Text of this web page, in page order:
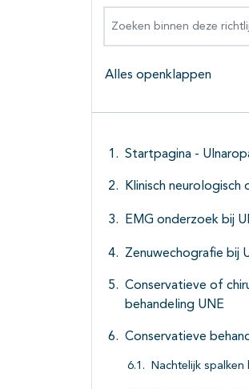
Alles openklappen
Startpagina -
Klinisch neurologisch
EMG onderzoek bij
Zenuwechografie bij
Conservatieve of
behandeling UNE
Conservatieve
Nachtelijk spalken